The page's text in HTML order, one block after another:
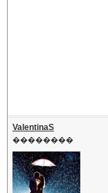
ValentinaS
��������